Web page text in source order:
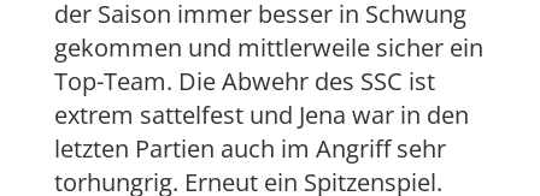
der Saison immer besser in Schwung
gekommen und mittlerweile sicher ein
Top-Team. Die Abwehr des SSC ist
extrem sattelfest und Jena war in den
letzten Partien auch im Angriff sehr
torhungrig. Erneut ein Spitzenspiel.